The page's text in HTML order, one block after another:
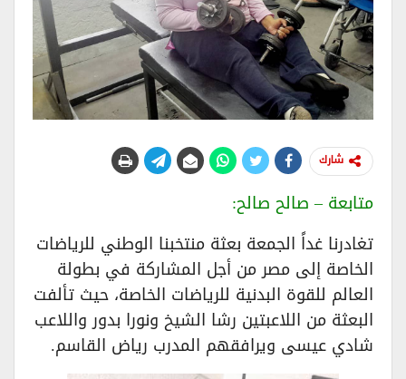
شارك
متابعة – صالح صالح:
تغادرنا غداً الجمعة بعثة منتخبنا الوطني للرياضات
الخاصة إلى مصر من أجل المشاركة في بطولة
العالم للقوة البدنية للرياضات الخاصة، حيث تألفت
البعثة من اللاعبتين رشا الشيخ ونورا بدور واللاعب
شادي عيسى ويرافقهم المدرب رياض القاسم.